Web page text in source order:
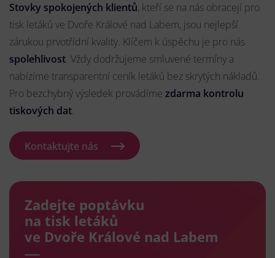
Stovky spokojených klientů, kteří se na nás obracejí pro
tisk letáků ve Dvoře Králové nad Labem, jsou nejlepší
zárukou prvotřídní kvality. Klíčem k úspěchu je pro nás
spolehlivost. Vždy dodržujeme smluvené termíny a
nabízíme transparentní ceník letáků bez skrytých nákladů.
Pro bezchybný výsledek provádíme zdarma kontrolu
tiskových dat.
Kontaktujte nás
Zadejte poptávku
na tisk letáků
ve Dvoře Králové nad Labem